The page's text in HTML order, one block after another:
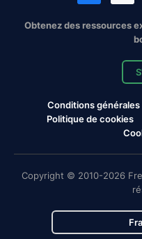
Obtenez des ressources
Conditions générales
Politique de cookies
Copyright © 2010-2026